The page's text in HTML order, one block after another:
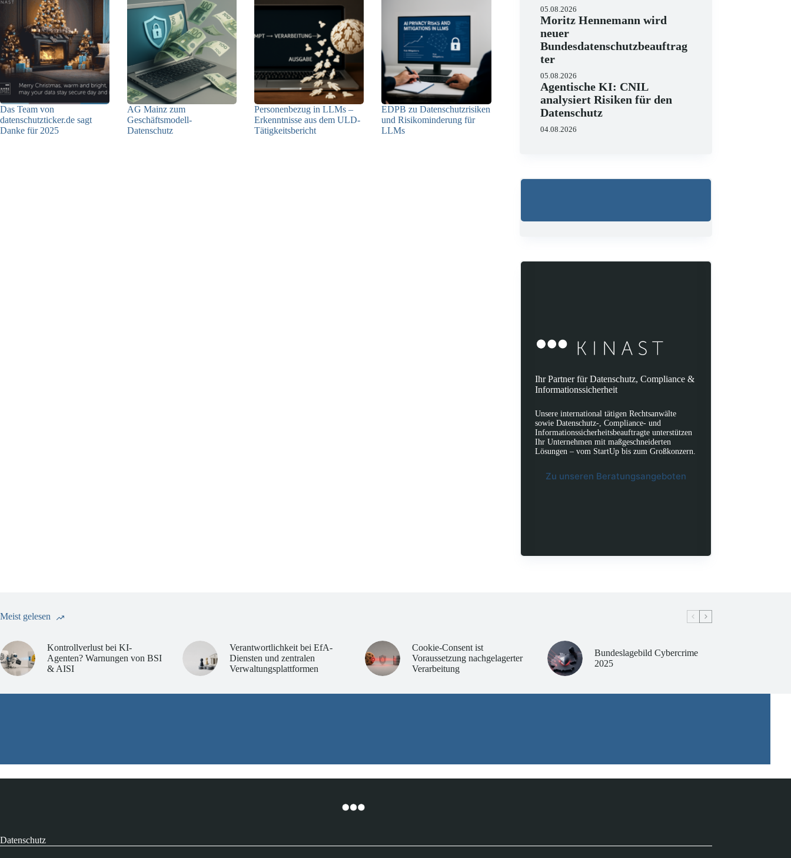
Das Team von
datenschutzticker.de sagt
Danke für 2025
AG Mainz zum
Geschäftsmodell-
Datenschutz
Personenbezug in LLMs –
Erkenntnisse aus dem ULD-
Tätigkeitsbericht
EDPB zu Datenschutzrisiken
und Risikominderung für
LLMs
05.08.2026
Moritz Hennemann wird
neuer
Bundesdatenschutzbeauftrag
ter
05.08.2026
Agentische KI: CNIL
analysiert Risiken für den
Datenschutz
04.08.2026
Ihr Partner für Datenschutz, Compliance &
Informationssicherheit
Unsere international tätigen Rechtsanwälte
sowie Datenschutz-, Compliance- und
Informationssicherheitsbeauftragte unterstützen
Ihr Unternehmen mit maßgeschneiderten
Lösungen – vom StartUp bis zum Großkonzern.
Zu unseren Beratungsangeboten
Meist gelesen
Kontrollverlust bei KI-
Agenten? Warnungen von BSI
& AISI
Verantwortlichkeit bei EfA-
Diensten und zentralen
Verwaltungsplattformen
Cookie-Consent ist
Voraussetzung nachgelagerter
Verarbeitung
Bundeslagebild Cybercrime
2025
Datenschutz